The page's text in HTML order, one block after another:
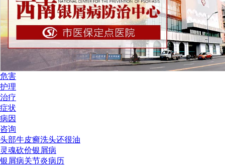
危害
护理
治疗
症状
病因
咨询
头部牛皮癣洗头还很油
灵魂砍价银屑病
银屑病关节炎病历